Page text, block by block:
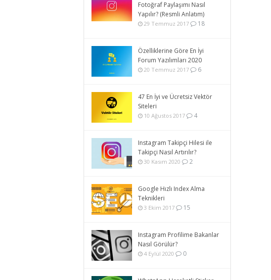
Fotoğraf Paylaşımı Nasıl
Yapılır? (Resmli Anlatım)
29 Temmuz 2017 18
Özelliklerine Göre En İyi
Forum Yazılımları 2020
20 Temmuz 2017 6
47 En İyi ve Ücretsiz Vektör
Siteleri
10 Ağustos 2017 4
Instagram Takipçi Hilesi ile
Takipçi Nasıl Artırılır?
30 Kasım 2020 2
Google Hızlı Index Alma
Teknikleri
3 Ekim 2017 15
Instagram Profilime Bakanlar
Nasıl Görülür?
4 Eylül 2020 0